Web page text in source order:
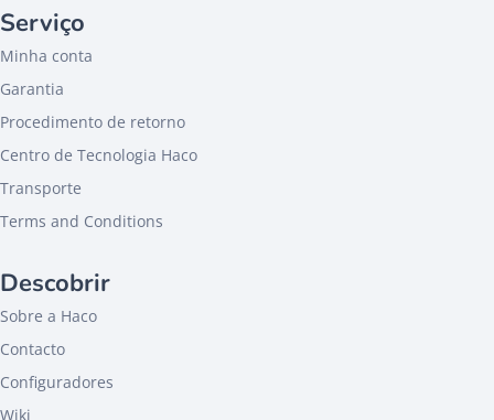
Serviço
Minha conta
Garantia
Procedimento de retorno
Centro de Tecnologia Haco
Transporte
Terms and Conditions
Descobrir
Sobre a Haco
Contacto
Configuradores
Wiki